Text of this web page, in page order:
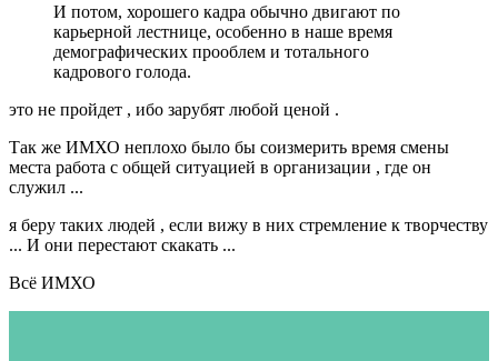
И потом, хорошего кадра обычно двигают по
карьерной лестнице, особенно в наше время
демографических прооблем и тотального
кадрового голода.
это не пройдет , ибо зарубят любой ценой .
Так же ИМХО неплохо было бы соизмерить время смены
места работа с общей ситуацией в организации , где он
служил ...
я беру таких людей , если вижу в них стремление к творчеству
... И они перестают скакать ...
Всё ИМХО